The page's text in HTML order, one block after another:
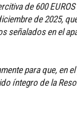
de 600
de 2025,
señalados en el
para que, en
íntegro de la